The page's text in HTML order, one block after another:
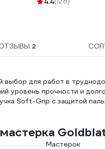
2
для работ в
уровень прочности и
Soft-Grip с защитой
мастерка
Мастерок